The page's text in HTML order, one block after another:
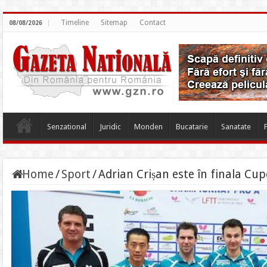
08/08/2026 Timeline Sitemap Contact
Senzational Juridic Monden Bucatarie Sanatate
Home/Sport/Adrian Crișan este în finala